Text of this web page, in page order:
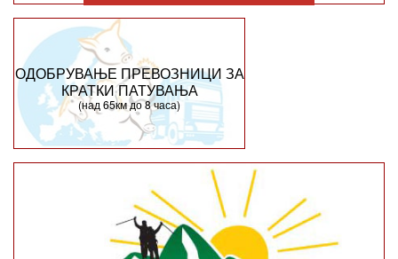
ОДОБРУВАЊЕ ПРЕВОЗНИЦИ ЗА
КРАТКИ ПАТУВАЊА
(над 65км до 8 часа)